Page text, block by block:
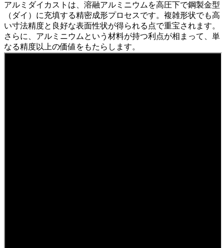
アルミダイカストは、溶融アルミニウムを高圧下で鋼製金型
（ダイ）に充填する精密成形プロセスです。複雑形状でも高
い寸法精度と良好な表面性状が得られる点で重宝されます。
さらに、アルミニウムという材料が持つ利点が相まって、単
なる精度以上の価値をもたらします。